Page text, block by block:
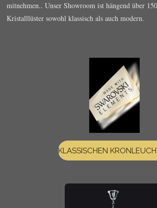
mitnehmen.. Unser Showroom ist hängend über
Kristalllüster sowohl klassisch als auch modern.
KLASSISCHEN